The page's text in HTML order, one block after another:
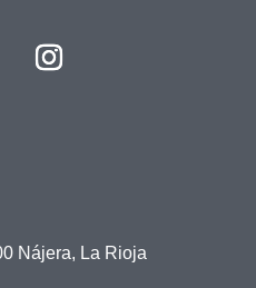
Nájera, La Rioja